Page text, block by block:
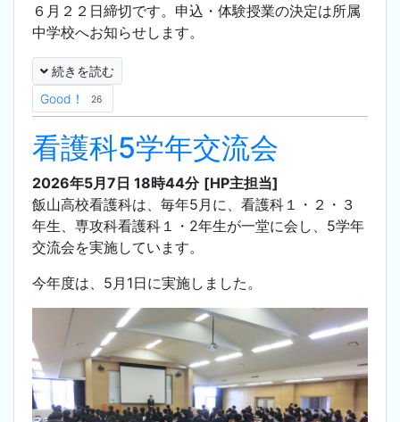
６月２２日締切です。申込・体験授業の決定は所属
中学校へお知らせします。
続きを読む
Good！
26
看護科5学年交流会
2026年5月7日 18時44分 [HP主担当]
飯山高校看護科は、毎年5月に、看護科１・２・３
年生、専攻科看護科１・2年生が一堂に会し、5学年
交流会を実施しています。
今年度は、5月1日に実施しました。